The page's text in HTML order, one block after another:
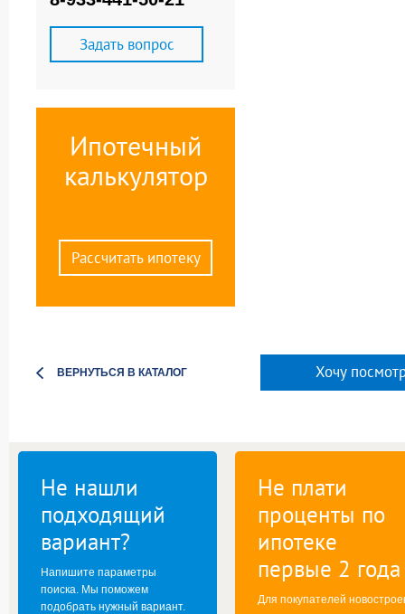
Задать вопрос
Ипотечный
калькулятор
Рассчитать ипотеку
ВЕРНУТЬСЯ В КАТАЛОГ Хочу
Не нашли
подходящий
вариант?
Напишите параметры
поиска. Мы поможем
подобрать нужный вариант.
Не плати
проценты по
ипотеке
первые 2 года
Для покупателей